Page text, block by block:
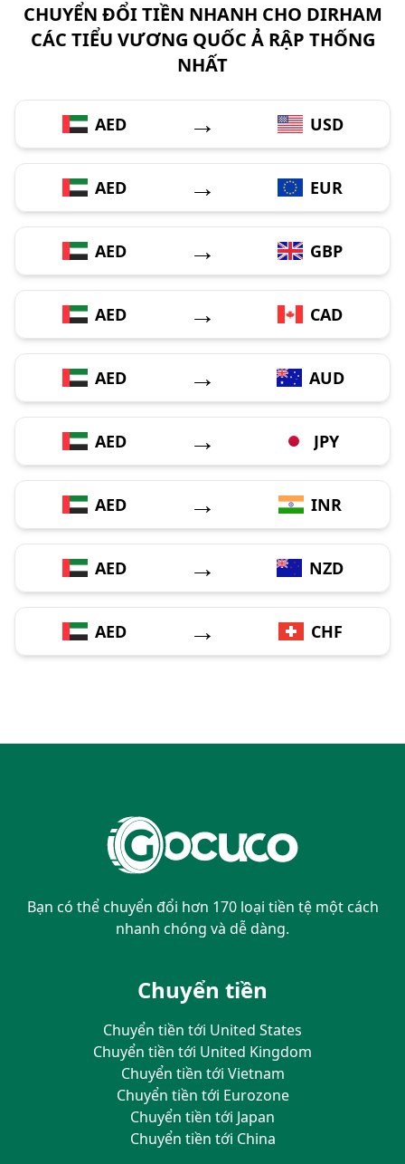
CHUYỂN ĐỔI TIỀN NHANH CHO DIRHAM
CÁC TIỂU VƯƠNG QUỐC Ả RẬP THỐNG
NHẤT
AED → USD
AED → EUR
AED → GBP
AED → CAD
AED → AUD
AED → JPY
AED → INR
AED → NZD
AED → CHF
Bạn có thể chuyển đổi hơn 170 loại tiền tệ một cách
nhanh chóng và dễ dàng.
Chuyển tiền
Chuyển tiền tới United States
Chuyển tiền tới United Kingdom
Chuyển tiền tới Vietnam
Chuyển tiền tới Eurozone
Chuyển tiền tới Japan
Chuyển tiền tới China